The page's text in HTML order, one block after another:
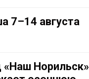
7–14 августа
Норильск»